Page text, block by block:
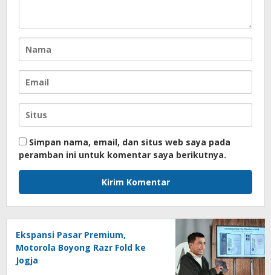
Simpan nama, email, dan situs web saya pada
peramban ini untuk komentar saya berikutnya.
Ekspansi Pasar Premium,
Motorola Boyong Razr Fold ke
Jogja